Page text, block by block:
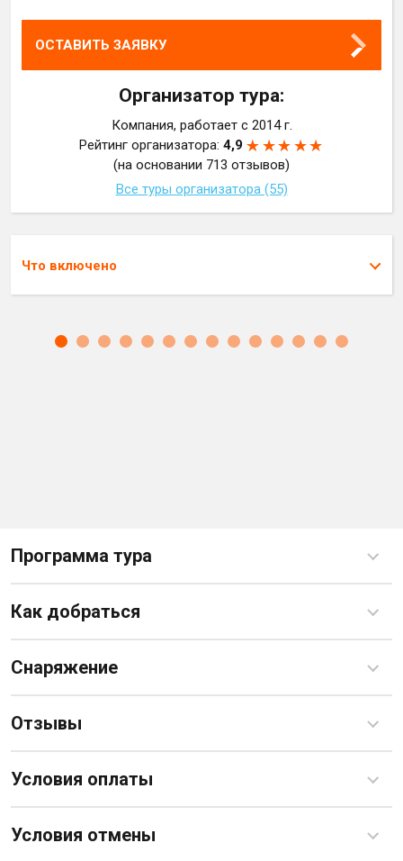
ОСТАВИТЬ ЗАЯВКУ
Организатор тура:
Компания, работает с 2014 г.
Рейтинг организатора: 4,9
(на основании 713 отзывов)
Все туры организатора (55)
Что включено
Программа тура
Как добраться
Снаряжение
Отзывы
Условия оплаты
Условия отмены